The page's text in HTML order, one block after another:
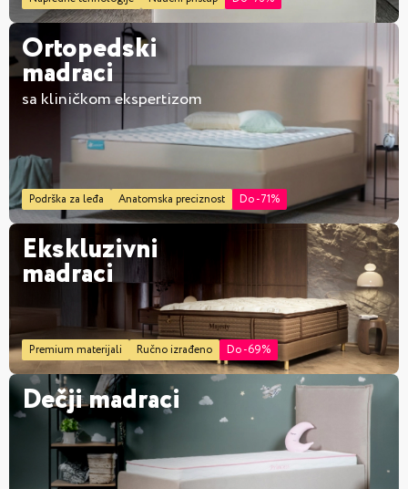
Ortopedski
madraci
sa kliničkom ekspertizom
Podrška za leđa Anatomska preciznost Do -71%
Ekskluzivni
madraci
Premium materijali Ručno izrađeno Do -69%
Dečji madraci